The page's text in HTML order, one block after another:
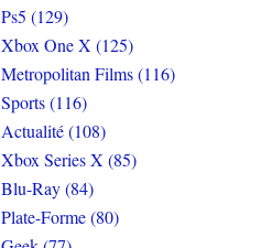
Ps5 (129)
Xbox One X (125)
Metropolitan Films (116)
Sports (116)
Actualité (108)
Xbox Series X (85)
Blu-Ray (84)
Plate-Forme (80)